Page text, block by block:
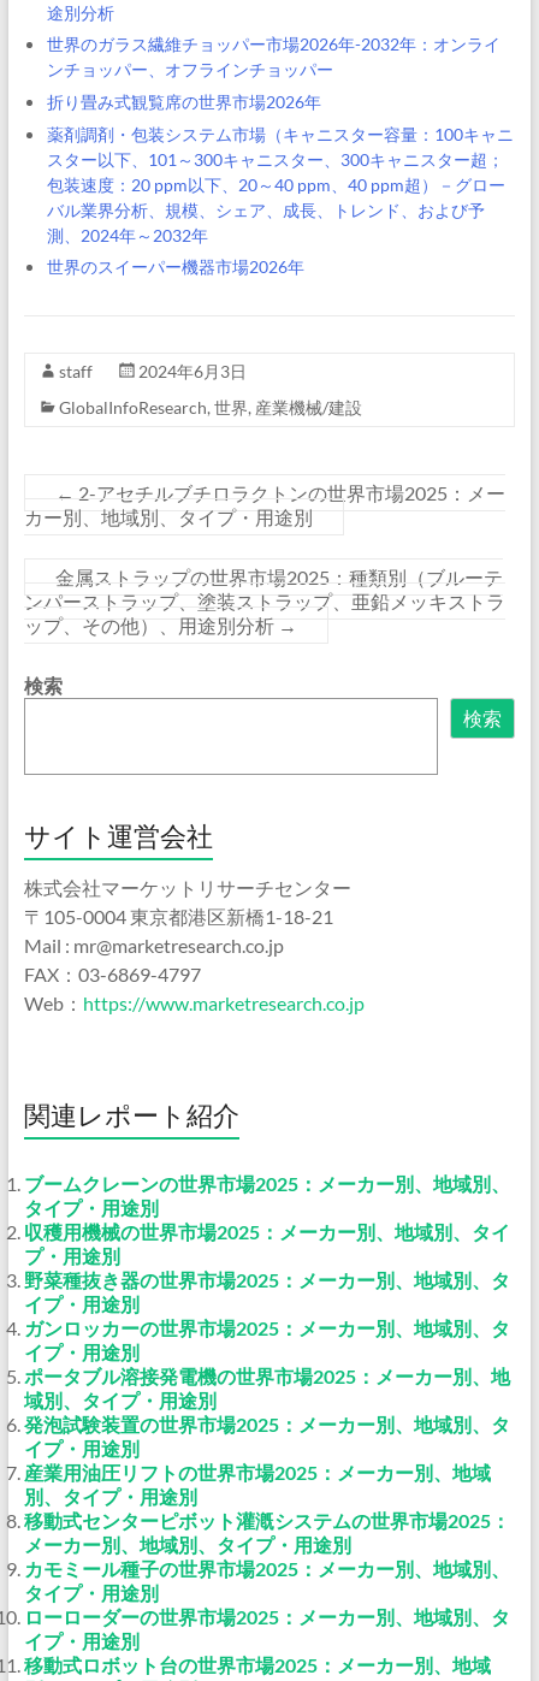
途別分析
世界のガラス繊維チョッパー市場2026年-2032年：オンライ
ンチョッパー、オフラインチョッパー
折り畳み式観覧席の世界市場2026年
薬剤調剤・包装システム市場（キャニスター容量：100キャニ
スター以下、101～300キャニスター、300キャニスター超；
包装速度：20 ppm以下、20～40 ppm、40 ppm超）－グロー
バル業界分析、規模、シェア、成長、トレンド、および予
測、2024年～2032年
世界のスイーパー機器市場2026年
staff
2024年6月3日
GlobalInfoResearch, 世界, 産業機械/建設
← 2-アセチルブチロラクトンの世界市場2025：メー
カー別、地域別、タイプ・用途別
金属ストラップの世界市場2025：種類別（ブルーテ
ンパーストラップ、塗装ストラップ、亜鉛メッキストラ
ップ、その他）、用途別分析 →
検索
検索
サイト運営会社
株式会社マーケットリサーチセンター
〒105-0004 東京都港区新橋1-18-21
Mail : mr@marketresearch.co.jp
FAX：03-6869-4797
Web： https://www.marketresearch.co.jp
関連レポート紹介
ブームクレーンの世界市場2025：メーカー別、地域別、
タイプ・用途別
収穫用機械の世界市場2025：メーカー別、地域別、タイ
プ・用途別
野菜種抜き器の世界市場2025：メーカー別、地域別、タ
イプ・用途別
ガンロッカーの世界市場2025：メーカー別、地域別、タ
イプ・用途別
ポータブル溶接発電機の世界市場2025：メーカー別、地
域別、タイプ・用途別
発泡試験装置の世界市場2025：メーカー別、地域別、タ
イプ・用途別
産業用油圧リフトの世界市場2025：メーカー別、地域
別、タイプ・用途別
移動式センターピボット灌漑システムの世界市場2025：
メーカー別、地域別、タイプ・用途別
カモミール種子の世界市場2025：メーカー別、地域別、
タイプ・用途別
ローローダーの世界市場2025：メーカー別、地域別、タ
イプ・用途別
移動式ロボット台の世界市場2025：メーカー別、地域